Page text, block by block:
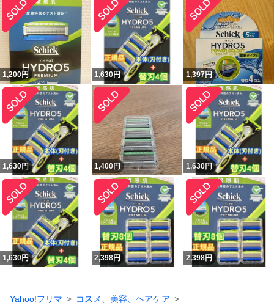
1,200円 1,630円 1,397円
1,630円 1,400円 1,630円
1,630円 2,398円 2,398円
Yahoo!フリマ
コスメ、美容、ヘアケア